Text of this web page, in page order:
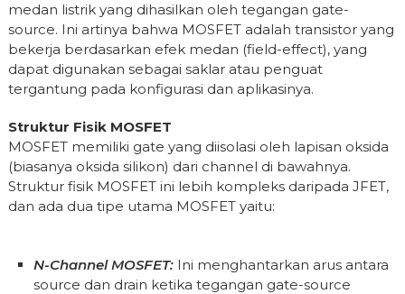
medan listrik yang dihasilkan oleh tegangan gate-
source. Ini artinya bahwa MOSFET adalah transistor yang
bekerja berdasarkan efek medan (field-effect), yang
dapat digunakan sebagai saklar atau penguat
tergantung pada konfigurasi dan aplikasinya.
Struktur Fisik MOSFET
MOSFET memiliki gate yang diisolasi oleh lapisan oksida
(biasanya oksida silikon) dari channel di bawahnya.
Struktur fisik MOSFET ini lebih kompleks daripada JFET,
dan ada dua tipe utama MOSFET yaitu:
N-Channel MOSFET: Ini menghantarkan arus antara
source dan drain ketika tegangan gate-source